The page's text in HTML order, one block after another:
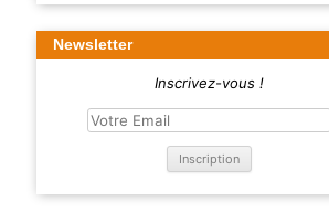
Newsletter
Inscrivez-vous !